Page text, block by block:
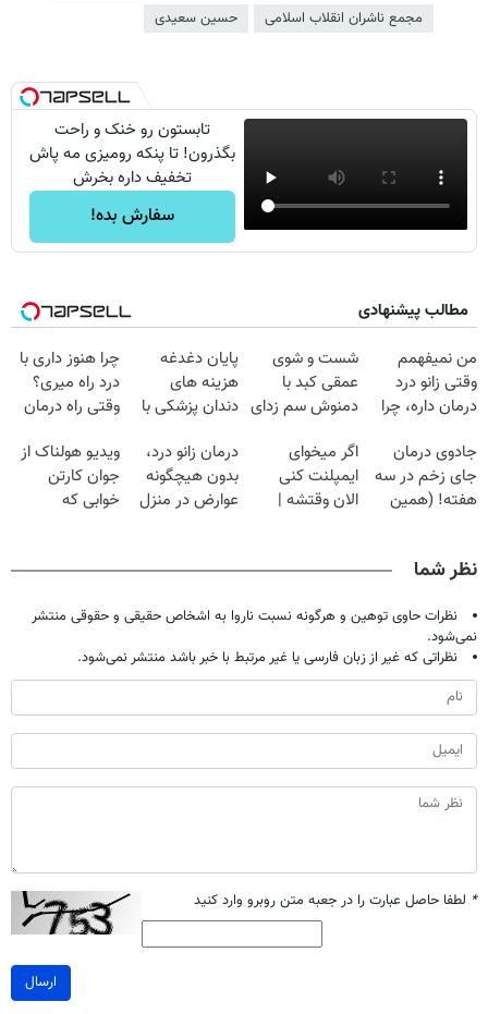
مجمع ناشران انقلاب اسلامی
حسین سعیدی
تابستون رو خنک و راحت
بگذرون! تا پنکه رومیزی مه پاش
تخفیف داره بخرش
سفارش بده!
مطالب پیشنهادی
من نمیفهمم
وقتی زانو درد
درمان داره، چرا
تحمل میکنی؟❗
شست و شوی
عمقی کبد با
دمنوش سم زدای
پایان دغدغه
هزینه های
دندان پزشکی با
خانگی
چرا هنوز داری با
درد راه میری؟
وقتی راه درمان
جادوی درمان
جای زخم در سه
هفته! (همین
اگر میخوای
ایمپلنت کنی
الان وقتشه |
درمان زانو درد،
بدون هیچگونه
عوارض در منزل
ویدیو هولناک از
جوان کارتن
خوابی که
نظر شما
نظرات حاوی توهین و هرگونه نسبت ناروا به اشخاص حقیقی و حقوقی منتشر
نمی‌شود.
نظراتی که غیر از زبان فارسی یا غیر مرتبط با خبر باشد منتشر نمی‌شود.
* لطفا حاصل عبارت را در جعبه متن روبرو وارد کنید
ارسال